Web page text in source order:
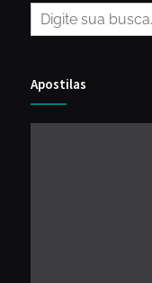
Apostilas